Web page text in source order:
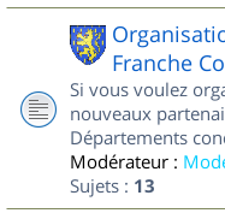
Franche
Si vous voulez
nouveaux
Départements
Modérateur :
Sujets : 13